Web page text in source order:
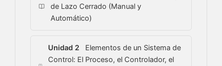
de Lazo Cerrado (Manual y
Automático)
Unidad 2
Elementos de un Sistema de
Control: El Proceso, el Controlador, el